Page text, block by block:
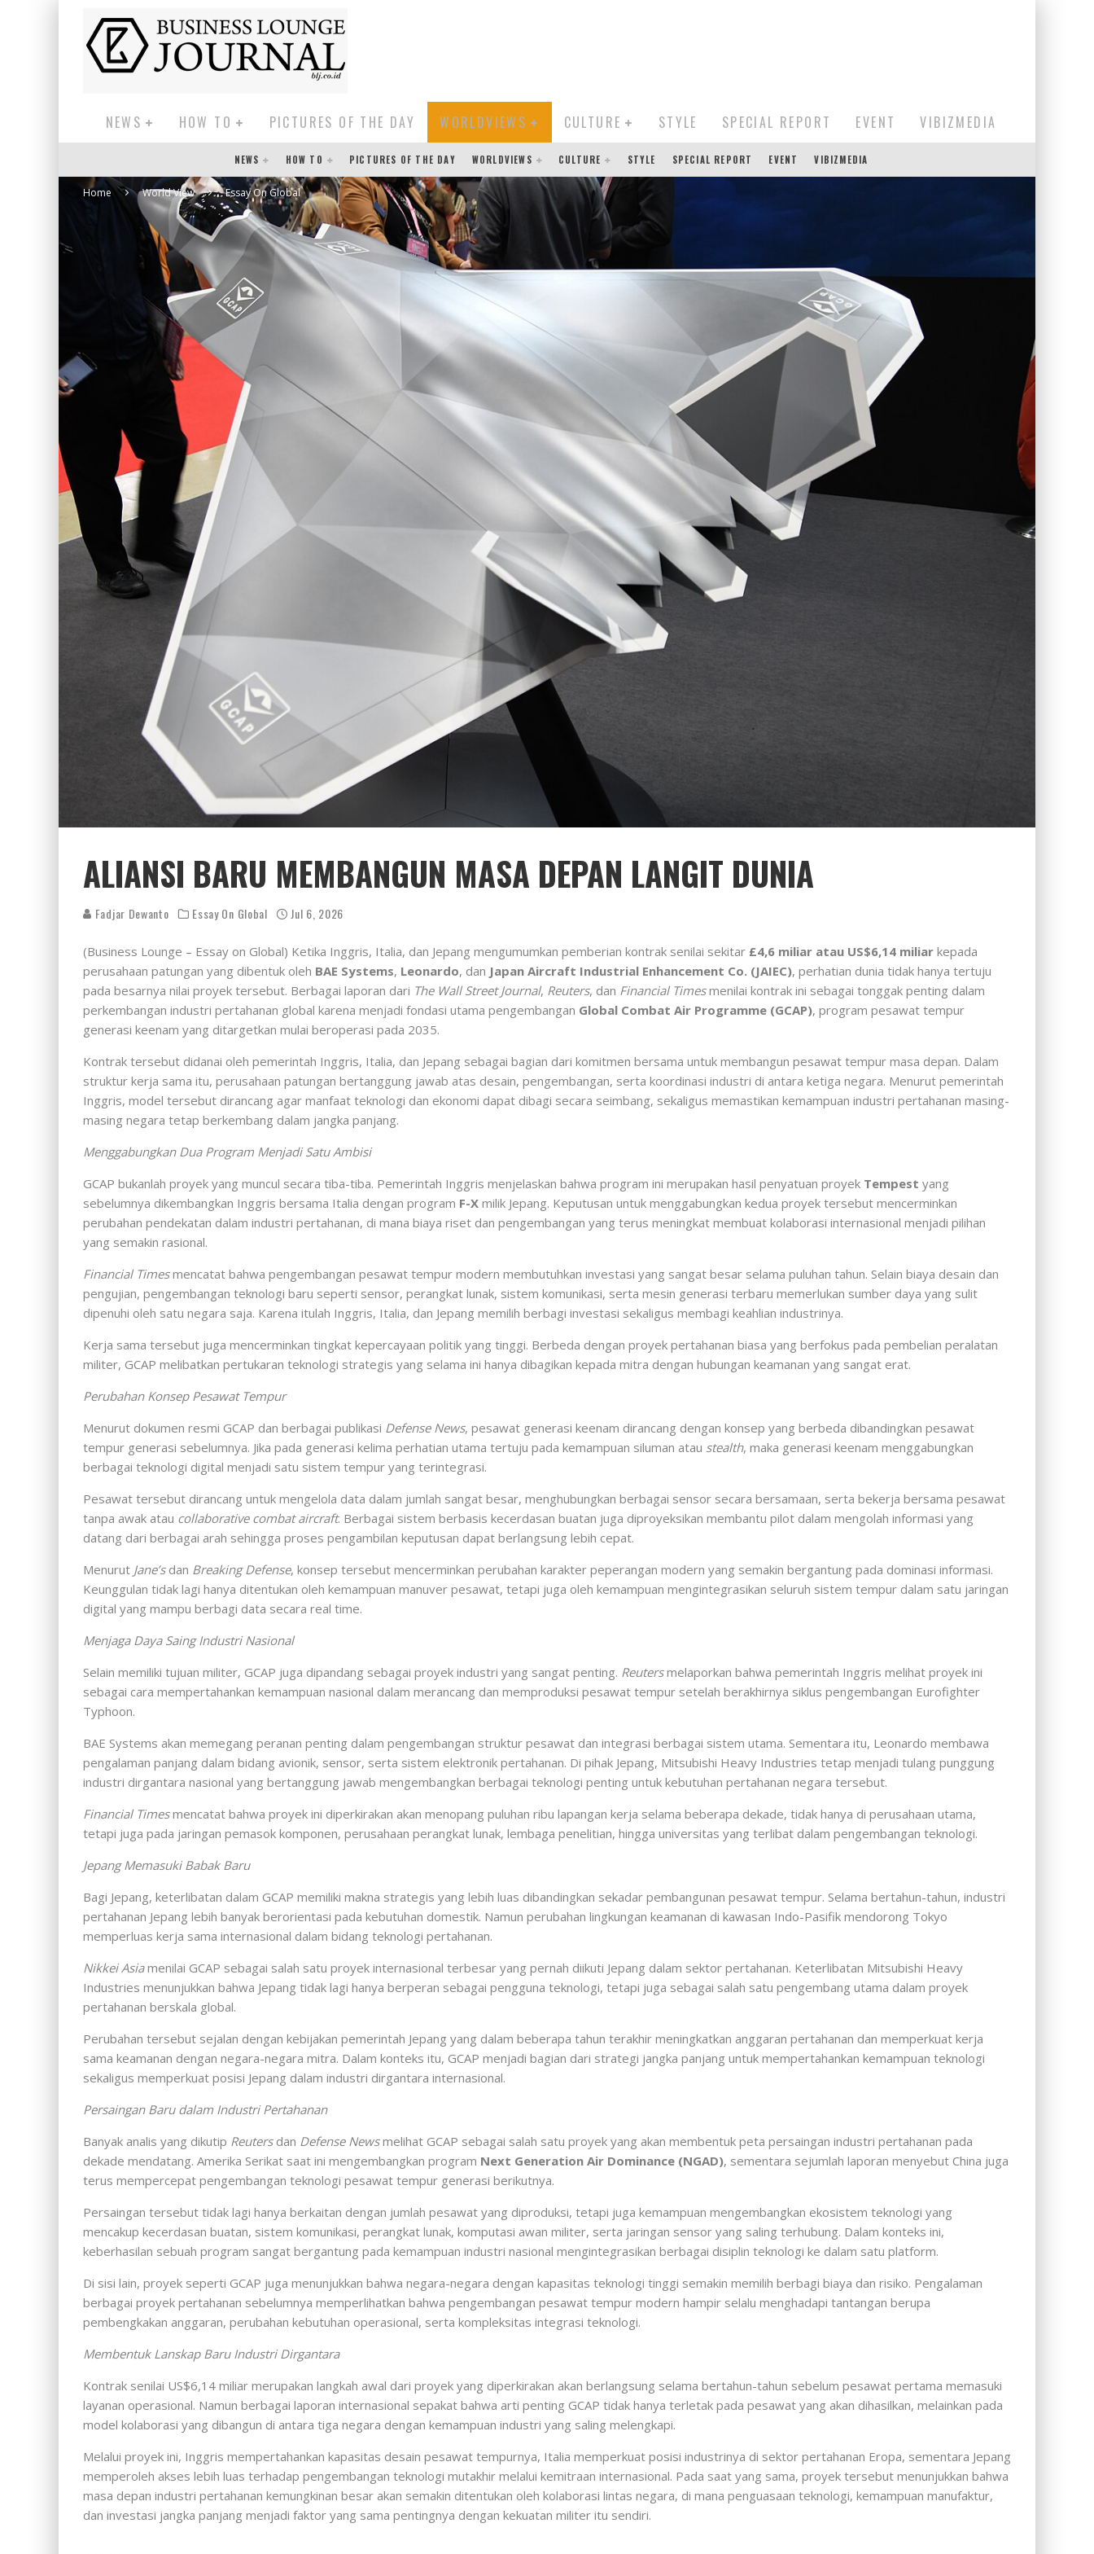
NEWS HOW TO PICTURES OF THE DAY WORLDVIEWS CULTURE STYLE SPECIAL REPORT EVENT VIBIZMEDIA
NEWS HOW TO PICTURES OF THE DAY WORLDVIEWS CULTURE STYLE SPECIAL REPORT EVENT VIBIZMEDIA
Home World View Essay On Global
ALIANSI BARU MEMBANGUN MASA DEPAN LANGIT DUNIA
Fadjar Dewanto Essay On Global Jul 6, 2026
(Business Lounge – Essay on Global) Ketika Inggris, Italia, dan Jepang mengumumkan pemberian kontrak senilai sekitar £4,6 miliar atau US$6,14 miliar kepada
perusahaan patungan yang dibentuk oleh BAE Systems, Leonardo, dan Japan Aircraft Industrial Enhancement Co. (JAIEC), perhatian dunia tidak hanya tertuju
pada besarnya nilai proyek tersebut. Berbagai laporan dari The Wall Street Journal, Reuters, dan Financial Timesmenilai kontrak ini sebagai tonggak penting dalam
perkembangan industri pertahanan global karena menjadi fondasi utama pengembangan Global Combat Air Programme (GCAP), program pesawat tempur
generasi keenam yang ditargetkan mulai beroperasi pada 2035.
Kontrak tersebut didanai oleh pemerintah Inggris, Italia, dan Jepang sebagai bagian dari komitmen bersama untuk membangun pesawat tempur masa depan. Dalam
struktur kerja sama itu, perusahaan patungan bertanggung jawab atas desain, pengembangan, serta koordinasi industri di antara ketiga negara. Menurut pemerintah
Inggris, model tersebut dirancang agar manfaat teknologi dan ekonomi dapat dibagi secara seimbang, sekaligus memastikan kemampuan industri pertahanan masing-
masing negara tetap berkembang dalam jangka panjang.
Menggabungkan Dua Program Menjadi Satu Ambisi
GCAP bukanlah proyek yang muncul secara tiba-tiba. Pemerintah Inggris menjelaskan bahwa program ini merupakan hasil penyatuan proyek Tempest yang
sebelumnya dikembangkan Inggris bersama Italia dengan program F-X milik Jepang. Keputusan untuk menggabungkan kedua proyek tersebut mencerminkan
perubahan pendekatan dalam industri pertahanan, di mana biaya riset dan pengembangan yang terus meningkat membuat kolaborasi internasional menjadi pilihan
yang semakin rasional.
Financial Timesmencatat bahwa pengembangan pesawat tempur modern membutuhkan investasi yang sangat besar selama puluhan tahun. Selain biaya desain dan
pengujian, pengembangan teknologi baru seperti sensor, perangkat lunak, sistem komunikasi, serta mesin generasi terbaru memerlukan sumber daya yang sulit
dipenuhi oleh satu negara saja. Karena itulah Inggris, Italia, dan Jepang memilih berbagi investasi sekaligus membagi keahlian industrinya.
Kerja sama tersebut juga mencerminkan tingkat kepercayaan politik yang tinggi. Berbeda dengan proyek pertahanan biasa yang berfokus pada pembelian peralatan
militer, GCAP melibatkan pertukaran teknologi strategis yang selama ini hanya dibagikan kepada mitra dengan hubungan keamanan yang sangat erat.
Perubahan Konsep Pesawat Tempur
Menurut dokumen resmi GCAP dan berbagai publikasi Defense News, pesawat generasi keenam dirancang dengan konsep yang berbeda dibandingkan pesawat
tempur generasi sebelumnya. Jika pada generasi kelima perhatian utama tertuju pada kemampuan siluman atau stealth, maka generasi keenam menggabungkan
berbagai teknologi digital menjadi satu sistem tempur yang terintegrasi.
Pesawat tersebut dirancang untuk mengelola data dalam jumlah sangat besar, menghubungkan berbagai sensor secara bersamaan, serta bekerja bersama pesawat
tanpa awak atau collaborative combat aircraft. Berbagai sistem berbasis kecerdasan buatan juga diproyeksikan membantu pilot dalam mengolah informasi yang
datang dari berbagai arah sehingga proses pengambilan keputusan dapat berlangsung lebih cepat.
Menurut Jane’sdan Breaking Defense, konsep tersebut mencerminkan perubahan karakter peperangan modern yang semakin bergantung pada dominasi informasi.
Keunggulan tidak lagi hanya ditentukan oleh kemampuan manuver pesawat, tetapi juga oleh kemampuan mengintegrasikan seluruh sistem tempur dalam satu jaringan
digital yang mampu berbagi data secara real time.
Menjaga Daya Saing Industri Nasional
Selain memiliki tujuan militer, GCAP juga dipandang sebagai proyek industri yang sangat penting. Reutersmelaporkan bahwa pemerintah Inggris melihat proyek ini
sebagai cara mempertahankan kemampuan nasional dalam merancang dan memproduksi pesawat tempur setelah berakhirnya siklus pengembangan Eurofighter
Typhoon.
BAE Systems akan memegang peranan penting dalam pengembangan struktur pesawat dan integrasi berbagai sistem utama. Sementara itu, Leonardo membawa
pengalaman panjang dalam bidang avionik, sensor, serta sistem elektronik pertahanan. Di pihak Jepang, Mitsubishi Heavy Industries tetap menjadi tulang punggung
industri dirgantara nasional yang bertanggung jawab mengembangkan berbagai teknologi penting untuk kebutuhan pertahanan negara tersebut.
Financial Timesmencatat bahwa proyek ini diperkirakan akan menopang puluhan ribu lapangan kerja selama beberapa dekade, tidak hanya di perusahaan utama,
tetapi juga pada jaringan pemasok komponen, perusahaan perangkat lunak, lembaga penelitian, hingga universitas yang terlibat dalam pengembangan teknologi.
Jepang Memasuki Babak Baru
Bagi Jepang, keterlibatan dalam GCAP memiliki makna strategis yang lebih luas dibandingkan sekadar pembangunan pesawat tempur. Selama bertahun-tahun, industri
pertahanan Jepang lebih banyak berorientasi pada kebutuhan domestik. Namun perubahan lingkungan keamanan di kawasan Indo-Pasifik mendorong Tokyo
memperluas kerja sama internasional dalam bidang teknologi pertahanan.
Nikkei Asiamenilai GCAP sebagai salah satu proyek internasional terbesar yang pernah diikuti Jepang dalam sektor pertahanan. Keterlibatan Mitsubishi Heavy
Industries menunjukkan bahwa Jepang tidak lagi hanya berperan sebagai pengguna teknologi, tetapi juga sebagai salah satu pengembang utama dalam proyek
pertahanan berskala global.
Perubahan tersebut sejalan dengan kebijakan pemerintah Jepang yang dalam beberapa tahun terakhir meningkatkan anggaran pertahanan dan memperkuat kerja
sama keamanan dengan negara-negara mitra. Dalam konteks itu, GCAP menjadi bagian dari strategi jangka panjang untuk mempertahankan kemampuan teknologi
sekaligus memperkuat posisi Jepang dalam industri dirgantara internasional.
Persaingan Baru dalam Industri Pertahanan
Banyak analis yang dikutip Reutersdan Defense Newsmelihat GCAP sebagai salah satu proyek yang akan membentuk peta persaingan industri pertahanan pada
dekade mendatang. Amerika Serikat saat ini mengembangkan program Next Generation Air Dominance (NGAD), sementara sejumlah laporan menyebut China juga
terus mempercepat pengembangan teknologi pesawat tempur generasi berikutnya.
Persaingan tersebut tidak lagi hanya berkaitan dengan jumlah pesawat yang diproduksi, tetapi juga kemampuan mengembangkan ekosistem teknologi yang
mencakup kecerdasan buatan, sistem komunikasi, perangkat lunak, komputasi awan militer, serta jaringan sensor yang saling terhubung. Dalam konteks ini,
keberhasilan sebuah program sangat bergantung pada kemampuan industri nasional mengintegrasikan berbagai disiplin teknologi ke dalam satu platform.
Di sisi lain, proyek seperti GCAP juga menunjukkan bahwa negara-negara dengan kapasitas teknologi tinggi semakin memilih berbagi biaya dan risiko. Pengalaman
berbagai proyek pertahanan sebelumnya memperlihatkan bahwa pengembangan pesawat tempur modern hampir selalu menghadapi tantangan berupa
pembengkakan anggaran, perubahan kebutuhan operasional, serta kompleksitas integrasi teknologi.
Membentuk Lanskap Baru Industri Dirgantara
Kontrak senilai US$6,14 miliar merupakan langkah awal dari proyek yang diperkirakan akan berlangsung selama bertahun-tahun sebelum pesawat pertama memasuki
layanan operasional. Namun berbagai laporan internasional sepakat bahwa arti penting GCAP tidak hanya terletak pada pesawat yang akan dihasilkan, melainkan pada
model kolaborasi yang dibangun di antara tiga negara dengan kemampuan industri yang saling melengkapi.
Melalui proyek ini, Inggris mempertahankan kapasitas desain pesawat tempurnya, Italia memperkuat posisi industrinya di sektor pertahanan Eropa, sementara Jepang
memperoleh akses lebih luas terhadap pengembangan teknologi mutakhir melalui kemitraan internasional. Pada saat yang sama, proyek tersebut menunjukkan bahwa
masa depan industri pertahanan kemungkinan besar akan semakin ditentukan oleh kolaborasi lintas negara, di mana penguasaan teknologi, kemampuan manufaktur,
dan investasi jangka panjang menjadi faktor yang sama pentingnya dengan kekuatan militer itu sendiri.